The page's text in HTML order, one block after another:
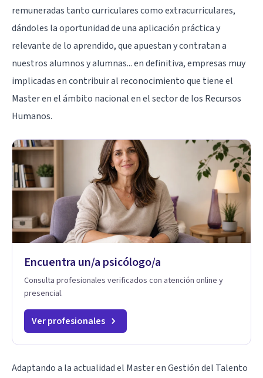
remuneradas tanto curriculares como extracurriculares,
dándoles la oportunidad de una aplicación práctica y
relevante de lo aprendido, que apuestan y contratan a
nuestros alumnos y alumnas... en definitiva, empresas muy
implicadas en contribuir al reconocimiento que tiene el
Master en el ámbito nacional en el sector de los Recursos
Humanos.
Encuentra un/a psicólogo/a
Consulta profesionales verificados con atención online y
presencial.
Ver profesionales
Adaptando a la actualidad el Master en Gestión del Talento